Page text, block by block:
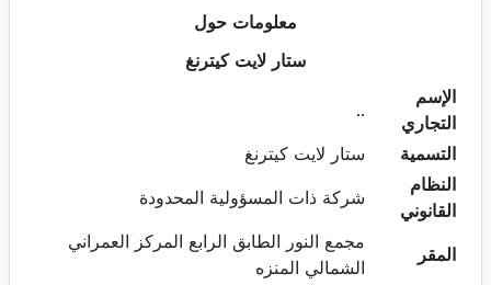
معلومات حول
ستار لايت كيترنغ
الإسم
التجاري
..
التسمية
ستار لايت كيترنغ
النظام
القانوني
شركة ذات المسؤولية المحدودة
المقر
مجمع النور الطابق الرابع المركز العمراني
الشمالي المنزه